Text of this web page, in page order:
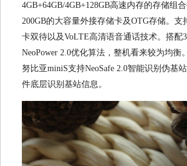
4GB+64GB/4GB+128GB高速内存的存储组
200GB的大容量外接存储卡及OTG存储。支
卡双待以及VoLTE高清语音通话技术。搭配
NeoPower 2.0优化算法，整机看来较为均衡
努比亚miniS支持NeoSafe 2.0智能识别伪基
件底层识别基站信息。